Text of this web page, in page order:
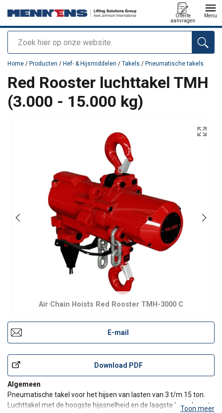
Zoeken
Offerte
aanvragen
Menu
toegevoegd aan uw offerte
Home / Producten / Hef- & Hijsmiddelen / Takels / Pneumatische takels
Red Rooster luchttakel TMH
(3.000 - 15.000 kg)
Air Chain Hoists Red Rooster TMH-3000 C
E-mail
Download PDF
Algemeen
Pneumatische takel voor het hijsen van lasten van 3 t/m 15 ton.
Luchttakel met de hoogste hijssnelheid en de laagste bouwhoogte
Toon meer